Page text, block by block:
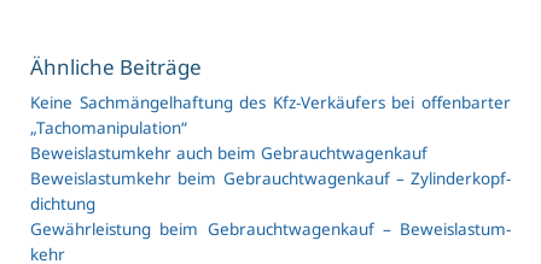
Ähn­li­che Bei­trä­ge
Kei­ne Sach­män­gel­haf­tung des Kfz-Ver­käu­fers bei of­fen­bar­ter
„Ta­cho­ma­ni­pu­la­ti­on“
Be­weis­last­um­kehr auch beim Ge­braucht­wa­gen­kauf
Be­weis­last­um­kehr beim Ge­braucht­wa­gen­kauf – Zy­lin­der­kopf­
dich­tung
Ge­währ­leis­tung beim Ge­braucht­wa­gen­kauf – Be­weis­last­um­
kehr